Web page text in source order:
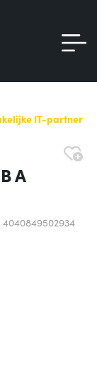
IT-partner
A
4040849502934